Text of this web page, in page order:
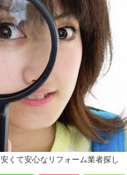
安くて安心なリフォーム業者探し